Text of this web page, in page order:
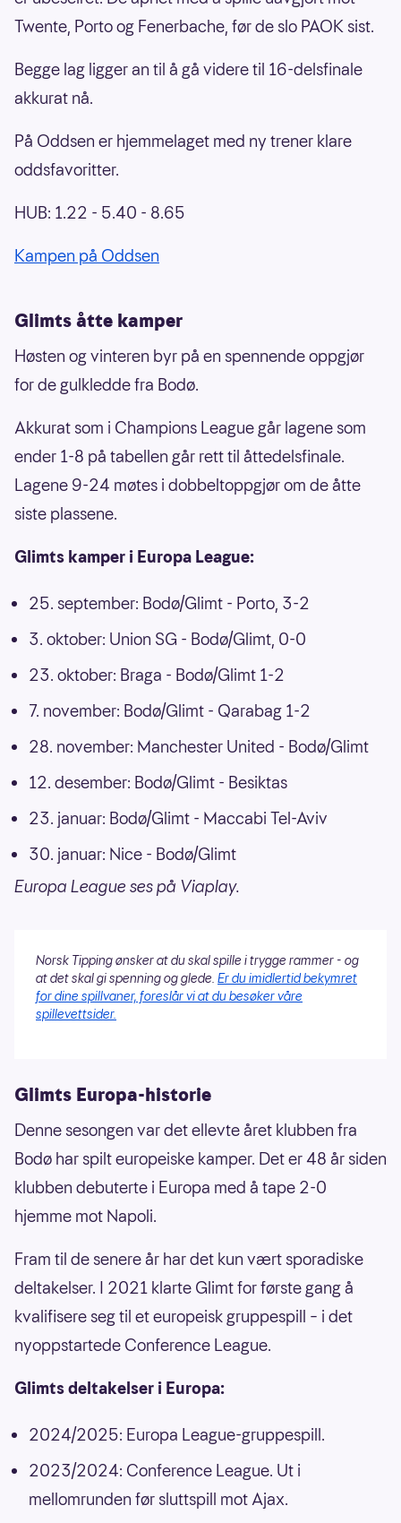
Twente, Porto og Fenerbache, før de slo PAOK sist.
Begge lag ligger an til å gå videre til 16-delsfinale
akkurat nå.
På Oddsen er hjemmelaget med ny trener klare
oddsfavoritter.
HUB: 1.22 - 5.40 - 8.65
Kampen på Oddsen
Glimts åtte kamper
Høsten og vinteren byr på en spennende oppgjør
for de gulkledde fra Bodø.
Akkurat som i Champions League går lagene som
ender 1-8 på tabellen går rett til åttedelsfinale.
Lagene 9-24 møtes i dobbeltoppgjør om de åtte
siste plassene.
Glimts kamper i Europa League:
25. september: Bodø/Glimt - Porto, 3-2
3. oktober: Union SG - Bodø/Glimt, 0-0
23. oktober: Braga - Bodø/Glimt 1-2
7. november: Bodø/Glimt - Qarabag 1-2
28. november: Manchester United - Bodø/Glimt
12. desember: Bodø/Glimt - Besiktas
23. januar: Bodø/Glimt - Maccabi Tel-Aviv
30. januar: Nice - Bodø/Glimt
Europa League ses på Viaplay.
Norsk Tipping ønsker at du skal spille i trygge rammer - og
at det skal gi spenning og glede. Er du imidlertid bekymret
for dine spillvaner, foreslår vi at du besøker våre
spillevettsider.
Glimts Europa-historie
Denne sesongen var det ellevte året klubben fra
Bodø har spilt europeiske kamper. Det er 48 år siden
klubben debuterte i Europa med å tape 2-0
hjemme mot Napoli.
Fram til de senere år har det kun vært sporadiske
deltakelser. I 2021 klarte Glimt for første gang å
kvalifisere seg til et europeisk gruppespill – i det
nyoppstartede Conference League.
Glimts deltakelser i Europa:
2024/2025: Europa League-gruppespill.
2023/2024: Conference League. Ut i
mellomrunden før sluttspill mot Ajax.